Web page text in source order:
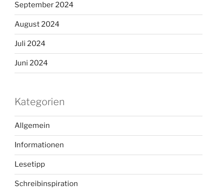
September 2024
August 2024
Juli 2024
Juni 2024
Kategorien
Allgemein
Informationen
Lesetipp
Schreibinspiration